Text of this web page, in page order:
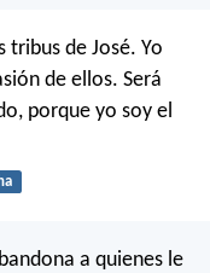
tribus de José. Yo
de ellos. Será
porque yo soy el
a quienes le